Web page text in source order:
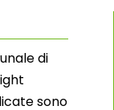
di
sono